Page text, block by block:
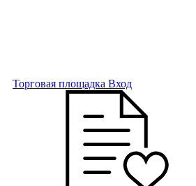
Торговая площадка Вход